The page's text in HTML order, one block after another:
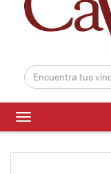
Toggle
navigation